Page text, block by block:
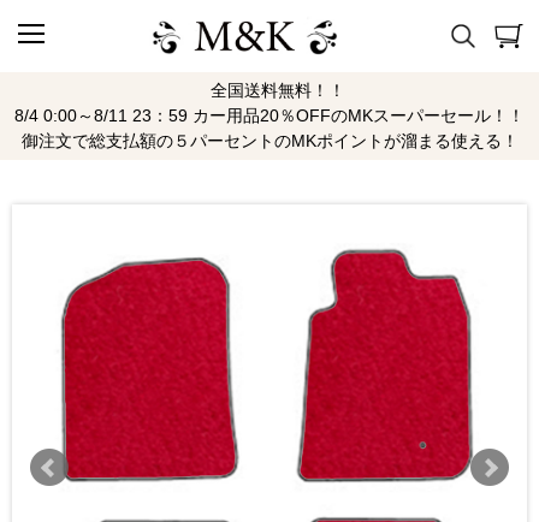
全国送料無料！！
8/4 0:00～8/11 23：59 カー用品20％OFFのMKスーパーセール！！
御注文で総支払額の５パーセントのMKポイントが溜まる使える！